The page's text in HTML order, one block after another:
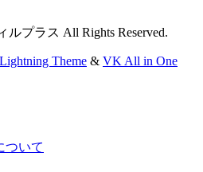
プラス All Rights Reserved.
Lightning Theme & VK All in One
ついて